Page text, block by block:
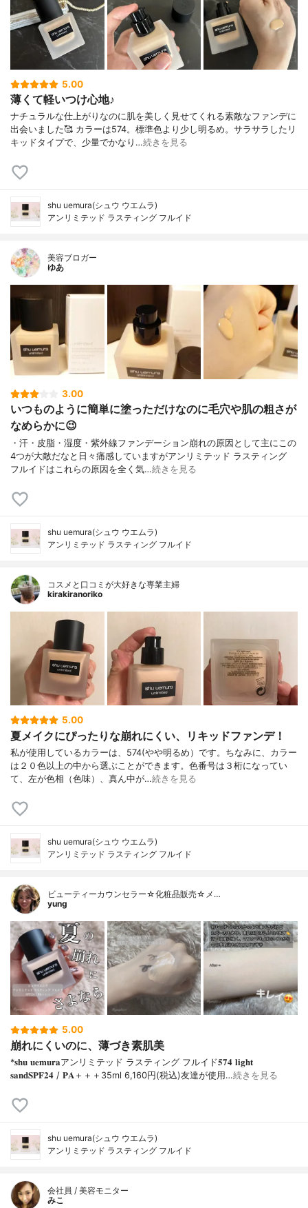
5.00
薄くて軽いつけ心地♪
ナチュラルな仕上がりなのに肌を美しく見せてくれる素敵なファンデに
出会いました🥰 カラーは574。標準色より少し明るめ。サラサラしたリ
キッドタイプで、少量でかなり…続きを見る
shu uemura(シュウ ウエムラ)
アンリミテッド ラスティング フルイド
美容ブロガー
ゆあ
3.00
いつものように簡単に塗っただけなのに毛穴や肌の粗さが
なめらかに😉
・汗・皮脂・湿度・紫外線ファンデーション崩れの原因として主にこの
4つが大敵だなと日々痛感していますがアンリミテッド ラスティング
フルイドはこれらの原因を全く気…続きを見る
shu uemura(シュウ ウエムラ)
アンリミテッド ラスティング フルイド
コスメと口コミが大好きな専業主婦
kirakiranoriko
5.00
夏メイクにぴったりな崩れにくい、リキッドファンデ！
私が使用しているカラーは、574(やや明るめ）です。ちなみに、カラー
は２０色以上の中から選ぶことができます。色番号は３桁になってい
て、左が色相（色味）、真ん中が…続きを見る
shu uemura(シュウ ウエムラ)
アンリミテッド ラスティング フルイド
ビューティーカウンセラー☆化粧品販売☆メ…
yung
5.00
崩れにくいのに、薄づき素肌美
*𝐬𝐡𝐮 𝐮𝐞𝐦𝐮𝐫𝐚アンリミテッド ラスティング フルイド𝟓𝟕𝟒 𝐥𝐢𝐠𝐡𝐭
𝐬𝐚𝐧𝐝𝐒𝐏𝐅𝟐𝟒 / 𝐏𝐀＋＋＋⁡35ml 6,160円(税込)⁡友達が使用…続きを見る
shu uemura(シュウ ウエムラ)
アンリミテッド ラスティング フルイド
会社員 / 美容モニター
みこ